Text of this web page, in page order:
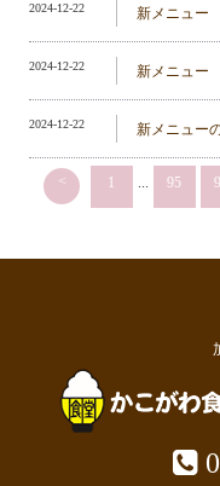
2024-12-22 新メニュー
2024-12-22 新メニュー
2024-12-22 新メニュー
< 1 ... 95